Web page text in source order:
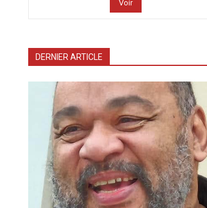
Voir
DERNIER ARTICLE